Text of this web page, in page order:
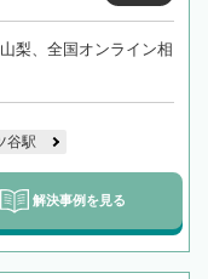
梨、全国オンライン相
谷駅
解決事例を見る